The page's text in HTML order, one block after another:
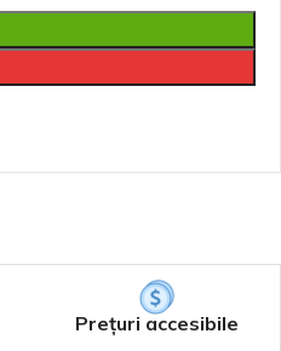
Prețuri accesibile